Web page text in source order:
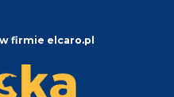
firmie elcaro.pl